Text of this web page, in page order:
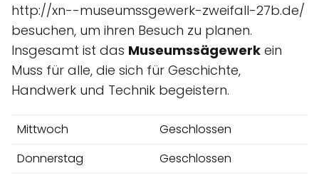
http://xn--museumssgewerk-zweifall-27b.de/
besuchen, um ihren Besuch zu planen.
Insgesamt ist das Museumssägewerk ein
Muss für alle, die sich für Geschichte,
Handwerk und Technik begeistern.
Mittwoch
Geschlossen
Donnerstag
Geschlossen